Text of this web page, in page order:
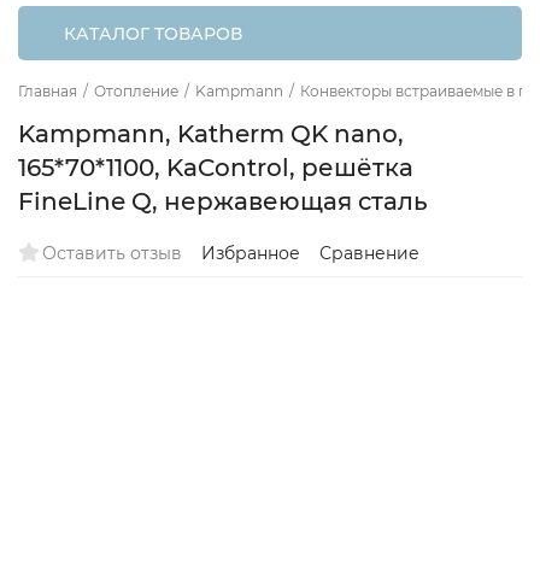
КАТАЛОГ ТОВАРОВ
Главная / Отопление / Kampmann / Конвекторы встраиваемые в
Kampmann, Katherm QK nano,
165*70*1100, KaControl, решётка
FineLine Q, нержавеющая сталь
Оставить отзыв Избранное Сравнение